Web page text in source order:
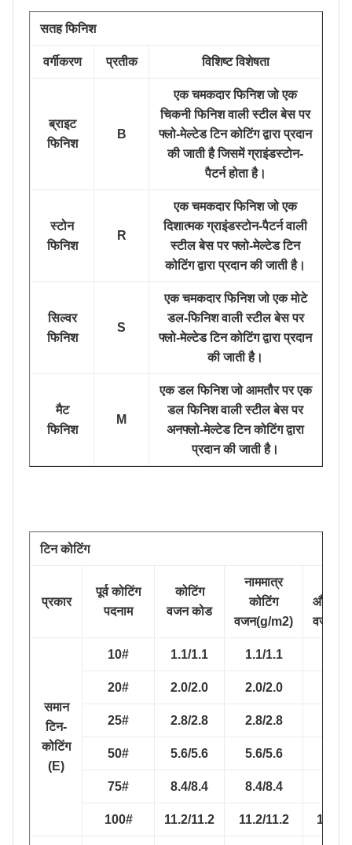
सतह फिनिश
वर्गीकरण प्रतीक विशिष्ट विशेषता
ब्राइट
फिनिश
B
एक चमकदार फिनिश जो एक
चिकनी फिनिश वाली स्टील बेस पर
फ्लो-मेल्टेड टिन कोटिंग द्वारा प्रदान
की जाती है जिसमें ग्राइंडस्टोन-
पैटर्न होता है।
स्टोन
फिनिश
R
एक चमकदार फिनिश जो एक
दिशात्मक ग्राइंडस्टोन-पैटर्न वाली
स्टील बेस पर फ्लो-मेल्टेड टिन
कोटिंग द्वारा प्रदान की जाती है।
सिल्वर
फिनिश
S
एक चमकदार फिनिश जो एक मोटे
डल-फिनिश वाली स्टील बेस पर
फ्लो-मेल्टेड टिन कोटिंग द्वारा प्रदान
की जाती है।
मैट
फिनिश
M
एक डल फिनिश जो आमतौर पर एक
डल फिनिश वाली स्टील बेस पर
अनफ्लो-मेल्टेड टिन कोटिंग द्वारा
प्रदान की जाती है।
टिन कोटिंग
प्रकार
पूर्व कोटिंग
पदनाम
कोटिंग
वजन कोड
नाममात्र
कोटिंग
वजन(g/m2)
औसत
वजन(g/
समान
टिन-
कोटिंग
(E)
10# 1.1/1.1 1.1/1.1
20# 2.0/2.0 2.0/2.0
25# 2.8/2.8 2.8/2.8
50# 5.6/5.6 5.6/5.6
75# 8.4/8.4 8.4/8.4
100# 11.2/11.2 11.2/11.2 10.1/